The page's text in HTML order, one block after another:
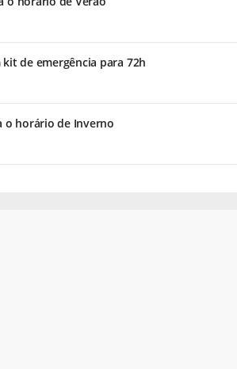
kit de emergência para 72h
o horário de Inverno